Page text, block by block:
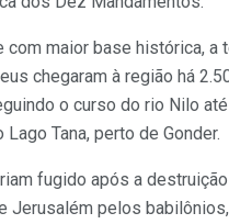
com maior base histórica, a
chegaram à região há
o curso do rio Nilo
Tana, perto de Gonder.
fugido após a
Jerusalém pelos